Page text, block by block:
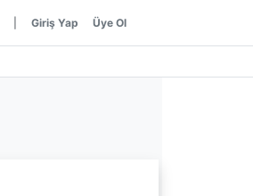
Giriş Yap Üye Ol